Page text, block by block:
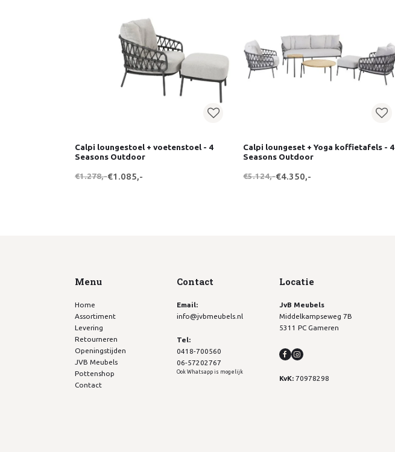
Calpi loungestoel + voetenstoel - 4
Seasons Outdoor
€1.278,-€1.085,-
Calpi loungeset + Yoga koffietafels - 4
Seasons Outdoor
€5.124,-€4.350,-
Menu
Home
Assortiment
Levering
Retourneren
Openingstijden
JVB Meubels
Pottenshop
Contact
Contact
Email:
info@jvbmeubels.nl
Tel:
0418-700560
06-57202767
Ook Whatsapp is mogelijk
Locatie
JvB Meubels
Middelkampseweg 7B
5311 PC Gameren
KvK:70978298